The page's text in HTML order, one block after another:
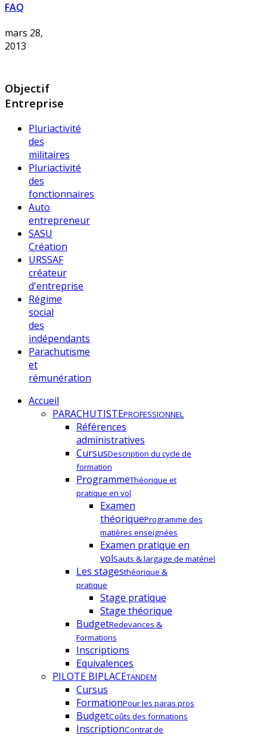
FAQ
mars 28,
2013
Objectif
Entreprise
Pluriactivité
des
militaires
Pluriactivité
des
fonctionnaires
Auto
entrepreneur
SASU
Création
URSSAF
créateur
d'entreprise
Régime
social
des
indépendants
Parachutisme
et
rémunération
Accueil
PARACHUTISTEPROFESSIONNEL
Références
administratives
CursusDescription du cycle de
formation
ProgrammeThéorique et
pratique en vol
Examen
théoriqueProgramme des
matières enseignées
Examen pratique en
volSauts & largage de matériel
Les stagesthéorique &
pratique
Stage pratique
Stage théorique
BudgetRedevances &
Formations
Inscriptions
Equivalences
PILOTE BIPLACETANDEM
Cursus
FormationPour les paras pros
BudgetCoûts des formations
InscriptionContrat de